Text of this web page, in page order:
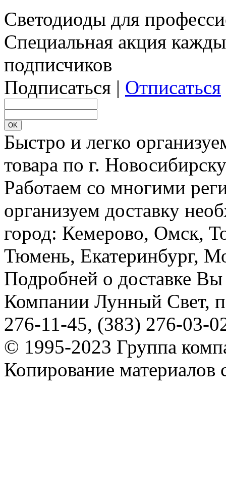
Светодиоды для
Специальная акция
подписчиков
Подписаться | Отписаться
Быстро и легко
товара по г.
Работаем со многими
организуем доставку
город: Кемерово, Омск,
Тюмень, Екатеринбург,
Подробней о доставке
Компании Лунный Свет,
276-11-45, (383) 276-03-
© 1995-2023 Группа
Копирование материалов